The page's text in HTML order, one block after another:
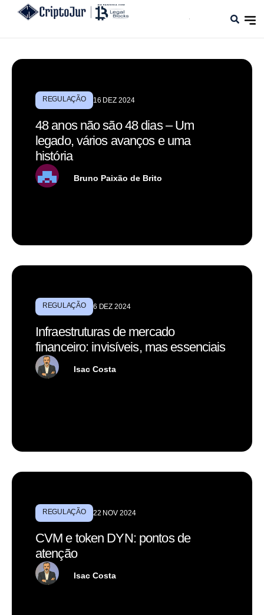
REGULAÇÃO 16 DEZ 2024
48 anos não são 48 dias – Um
legado, vários avanços e uma
história
Bruno Paixão de Brito
REGULAÇÃO 6 DEZ 2024
Infraestruturas de mercado
financeiro: invisíveis, mas essenciais
Isac Costa
REGULAÇÃO 22 NOV 2024
CVM e token DYN: pontos de
atenção
Isac Costa